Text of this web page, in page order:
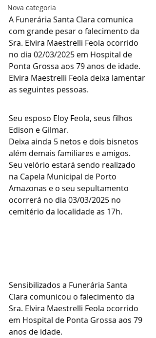
Nova categoria
A Funerária Santa Clara comunica
com grande pesar o falecimento da
Sra. Elvira Maestrelli Feola ocorrido
no dia 02/03/2025 em Hospital de
Ponta Grossa aos 79 anos de idade.
Elvira Maestrelli Feola deixa lamentar
as seguintes pessoas.
Seu esposo Eloy Feola, seus filhos
Edison e Gilmar.
Deixa ainda 5 netos e dois bisnetos
além demais familiares e amigos.
Seu velório estará sendo realizado
na Capela Municipal de Porto
Amazonas e o seu sepultamento
ocorrerá no dia 03/03/2025 no
cemitério da localidade as 17h.
Sensibilizados a Funerária Santa
Clara comunicou o falecimento da
Sra. Elvira Maestrelli Feola ocorrido
em Hospital de Ponta Grossa aos 79
anos de idade.